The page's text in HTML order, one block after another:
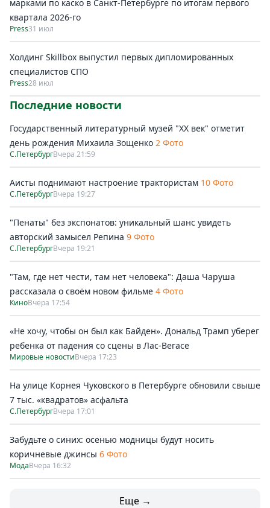
марками по каско в Санкт-Петербурге по итогам первого
квартала 2026-го
Press31 июл
Холдинг Skillbox выпустил первых дипломированных
специалистов СПО
Press28 июл
Последние новости
Государственный литературный музей "ХХ век" отметит
день рождения Михаила Зощенко 2 Фото
С.ПетербургВчера 21:59
Аисты поднимают настроение трактористам 10 Фото
С.ПетербургВчера 19:27
"Пенаты" без экспонатов: уникальный шанс увидеть
авторский замысел Репина 9 Фото
С.ПетербургВчера 19:21
"Там, где нет чести, там нет человека": Даша Чаруша
рассказала о своём новом фильме 4 Фото
КиноВчера 17:54
«Не хочу, чтобы он был как Байден». Дональд Трамп уберег
ребенка от падения со сцены в Лас-Вегасе
Мировые новостиВчера 17:23
На улице Корнея Чуковского в Петербурге обновили свыше
7 тыс. «квадратов» асфальта
С.ПетербургВчера 17:01
Забудьте о синих: осенью модницы будут носить
коричневые джинсы 6 Фото
МодаВчера 16:32
Еще →